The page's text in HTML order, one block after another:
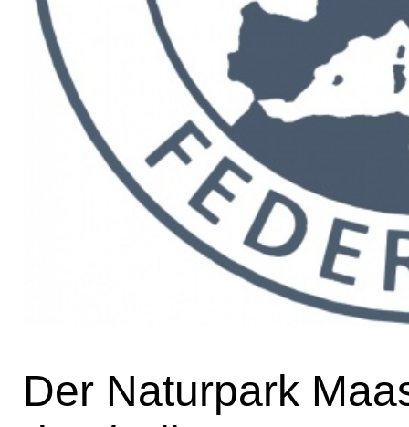
Der Naturpark